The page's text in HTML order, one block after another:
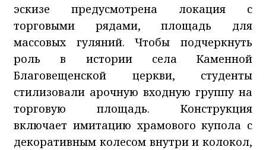
эскизе предусмотрена локация с
торговыми рядами, площадь для
массовых гуляний. Чтобы подчеркнуть
роль в истории села Каменной
Благовещенской церкви, студенты
стилизовали арочную входную группу на
торговую площадь. Конструкция
включает имитацию храмового купола с
декоративным колесом внутри и колокол,